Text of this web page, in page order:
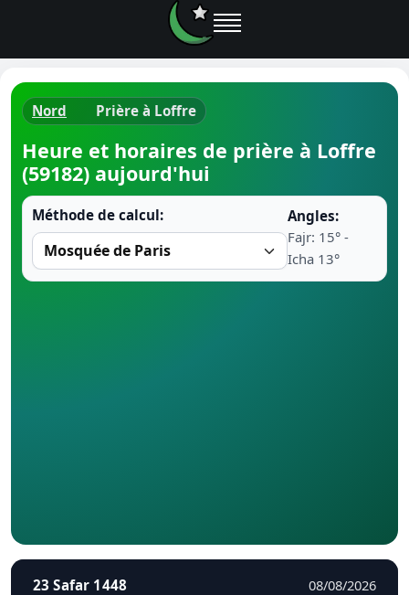
Horaires
Ramadan
Nord Prière à Loffre
Heure et horaires de prière à Loffre
(59182) aujourd'hui
Méthode de calcul:
Angles:
Fajr: 15° -
Icha 13°
23 Safar 1448 08/08/2026